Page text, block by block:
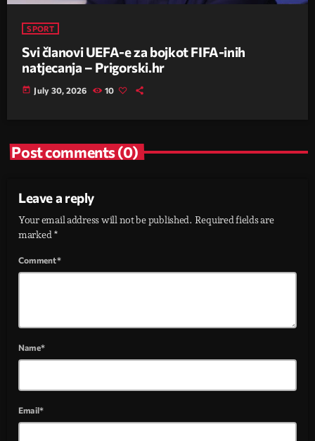
SPORT
Svi članovi UEFA-e za bojkot FIFA-inih
natjecanja – Prigorski.hr
today July 30, 2026 10
Post comments (0)
Leave a reply
Your email address will not be published. Required fields are
marked *
Comment*
Name*
Email*